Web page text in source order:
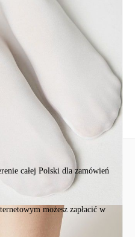
pytanie, klikając przycisk
całej Polski dla zamówień
możesz zapłacić w